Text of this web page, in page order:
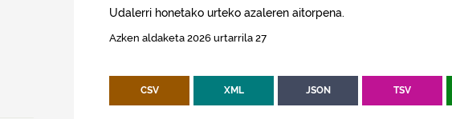
Udalerri honetako urteko azaleren aitorpena.
Azken aldaketa 2026 urtarrila 27
CSV XML JSON TSV